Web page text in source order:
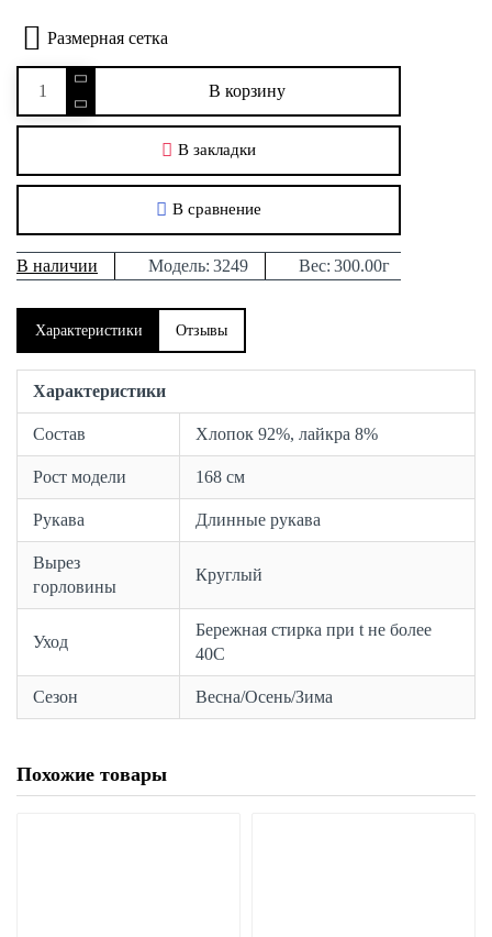
В наличии Модель: 3249 Вес: 300.00г
В корзину
В закладки
В сравнение
Размерная сетка
Характеристики Отзывы
Характеристики
Состав Хлопок 92%, лайкра 8%
Рост модели 168 см
Рукава Длинные рукава
Вырез
горловины
Круглый
Уход
Бережная стирка при t не более
40С
Сезон Весна/Осень/Зима
Похожие товары